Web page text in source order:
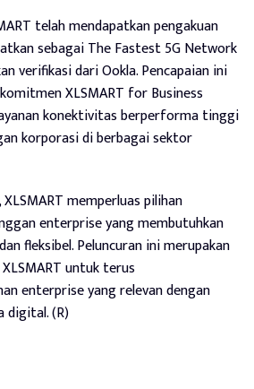
telah mendapatkan pengakuan
sebagai The Fastest 5G Network
verifikasi dari Ookla. Pencapaian ini
XLSMART for Business
konektivitas berperforma tinggi
korporasi di berbagai sektor
memperluas pilihan
enterprise yang membutuhkan
fleksibel. Peluncuran ini merupakan
untuk terus
enterprise yang relevan dengan
digital. (R)